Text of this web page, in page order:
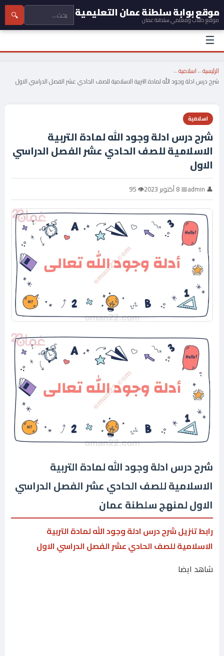
موقع بوابة سلطنة عمان التعليمية
موقع طلاب ومعلمي سلطنة عمان 🔍
☰
الرئيسية←اسلامية←
شرح درس ادلة وجود الله لمادة التربية الاسلامية للصف الحادي عشر الفصل الدراسي الاول
اسلامية
شرح درس ادلة وجود الله لمادة التربية
الاسلامية للصف الحادي عشر الفصل الدراسي
الاول
👤 admin 📅 8 أكتوبر 2023 👁 95
شرح درس ادلة وجود الله لمادة التربية
الاسلامية للصف الحادي عشر الفصل الدراسي
الاول لمنهج سلطنة عمان
رابط تنزيل شرح درس ادلة وجود الله لمادة التربية
الاسلامية للصف الحادي عشر الفصل الدراسي الاول
شاهد ايضا